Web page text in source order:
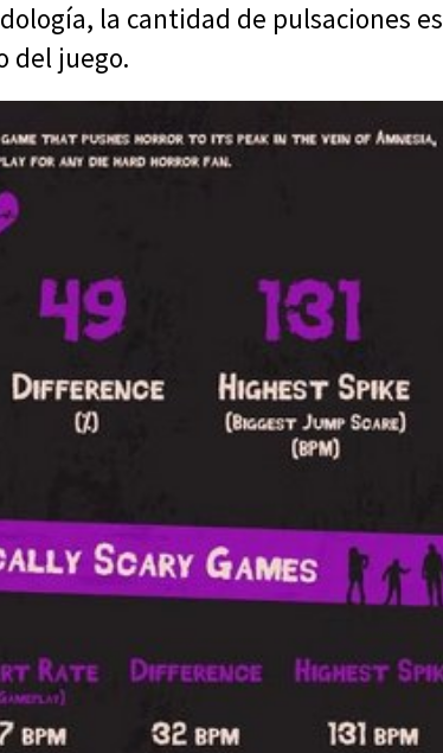
la cantidad de pulsaciones es
del juego.